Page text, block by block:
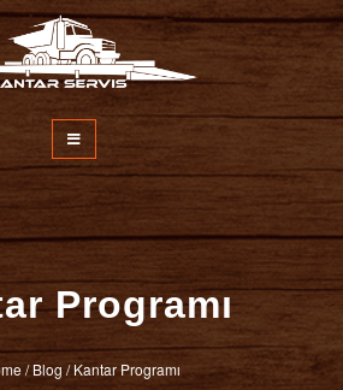
Programı
/Blog /Kantar Programı